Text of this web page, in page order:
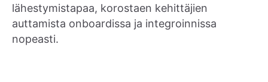
lähestymistapaa, korostaen kehittäjien
auttamista onboardissa ja integroinnissa
nopeasti.